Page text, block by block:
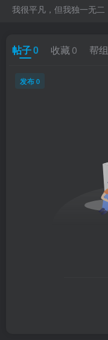
我很平凡，但我独一无二
帖子0 收藏 0 帮组
发布 0